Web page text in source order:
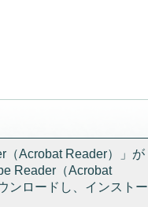
（Acrobat Reader）」が
Reader（Acrobat
ンロードし、インストー